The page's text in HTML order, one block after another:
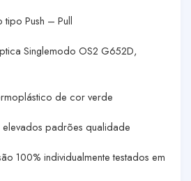
Push – Pull
Singlemodo OS2 G652D,
de cor verde
padrões qualidade
100% individualmente testados em